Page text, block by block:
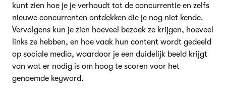
kunt zien hoe je je verhoudt tot de concurrentie en zelfs
nieuwe concurrenten ontdekken die je nog niet kende.
Vervolgens kun je zien hoeveel bezoek ze krijgen, hoeveel
links ze hebben, en hoe vaak hun content wordt gedeeld
op sociale media, waardoor je een duidelijk beeld krijgt
van wat er nodig is om hoog te scoren voor het
genoemde keyword.